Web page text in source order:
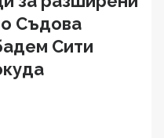
Съдова
Сити